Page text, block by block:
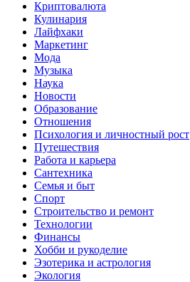
Криптовалюта
Кулинария
Лайфхаки
Маркетинг
Мода
Музыка
Наука
Новости
Образование
Отношения
Психология и личностный рост
Путешествия
Работа и карьера
Сантехника
Семья и быт
Спорт
Строительство и ремонт
Технологии
Финансы
Хобби и рукоделие
Эзотерика и астрология
Экология